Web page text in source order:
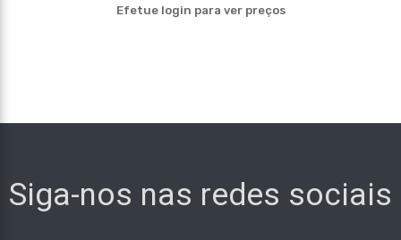
Efetue login para ver preços
Siga-nos nas redes sociais